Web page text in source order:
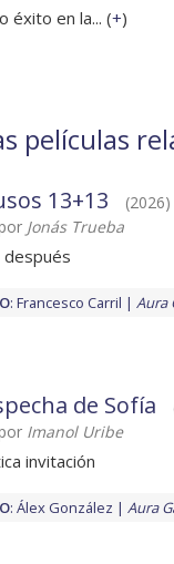
éxito en la... (+)
películas
13+13
(2026)
Jonás Trueba
después
: Francesco Carril Aura
de Sofía
Imanol Uribe
invitación
: Álex González Aura